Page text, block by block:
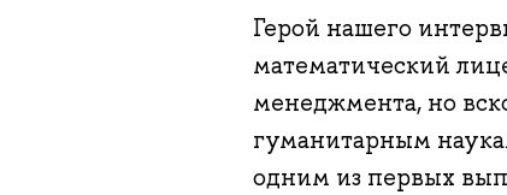
Герой нашего
математический
менеджмента, но
гуманитарным
одним из первых